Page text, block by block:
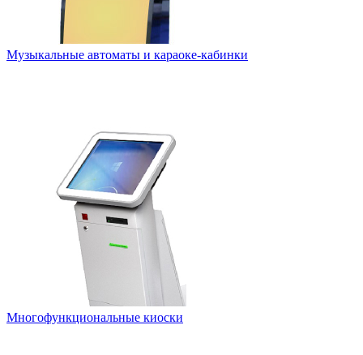
Музыкальные автоматы и караоке-кабинки
Многофункциональные киоски